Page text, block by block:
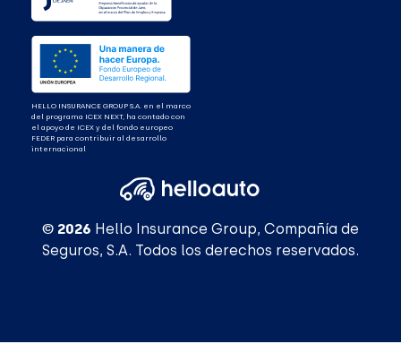
HELLO INSURANCE GROUP S.A. en el marco
del programa ICEX NEXT, ha contado con
el apoyo de ICEX y del fondo europeo
FEDER para contribuir al desarrollo
internacional
© 2026 Hello Insurance Group, Compañía de
Seguros, S.A. Todos los derechos reservados.